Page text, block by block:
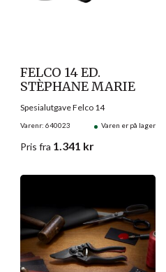
FELCO 14 ED.
STÈPHANE MARIE
Varenr: 640023 Varen er på lager
Spesialutgave Felco 14
Pris fra 1.341 kr